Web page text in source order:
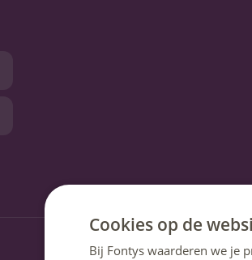
Cookies op de
Bij Fontys waarderen we je